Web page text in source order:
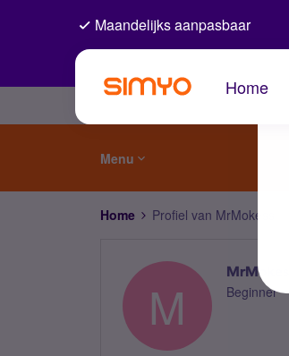
Maandelijks aanpasbaar
Home
Menu
Home Profiel van MrMokess
M
MrMokess
Beginner